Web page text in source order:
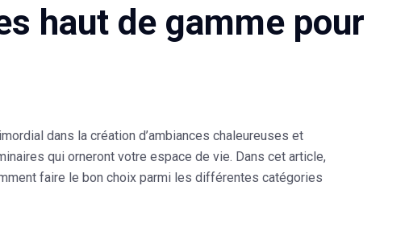
haut de gamme pour
dans la création d’ambiances chaleureuses et
qui orneront votre espace de vie. Dans cet article,
faire le bon choix parmi les différentes catégories